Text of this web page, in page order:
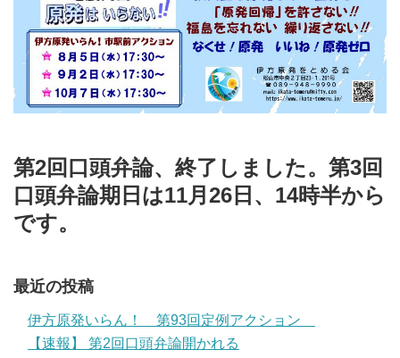
第2回口頭弁論、終了しました。第3回
口頭弁論期日は11月26日、14時半から
です。
最近の投稿
伊方原発いらん！ 第93回定例アクション
【速報】 第2回口頭弁論開かれる